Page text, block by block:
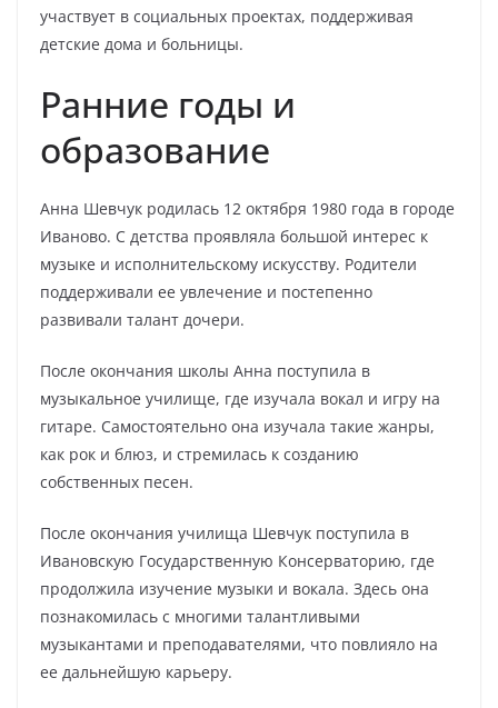
участвует в социальных проектах, поддерживая
детские дома и больницы.
Ранние годы и
образование
Анна Шевчук родилась 12 октября 1980 года в городе
Иваново. С детства проявляла большой интерес к
музыке и исполнительскому искусству. Родители
поддерживали ее увлечение и постепенно
развивали талант дочери.
После окончания школы Анна поступила в
музыкальное училище, где изучала вокал и игру на
гитаре. Самостоятельно она изучала такие жанры,
как рок и блюз, и стремилась к созданию
собственных песен.
После окончания училища Шевчук поступила в
Ивановскую Государственную Консерваторию, где
продолжила изучение музыки и вокала. Здесь она
познакомилась с многими талантливыми
музыкантами и преподавателями, что повлияло на
ее дальнейшую карьеру.